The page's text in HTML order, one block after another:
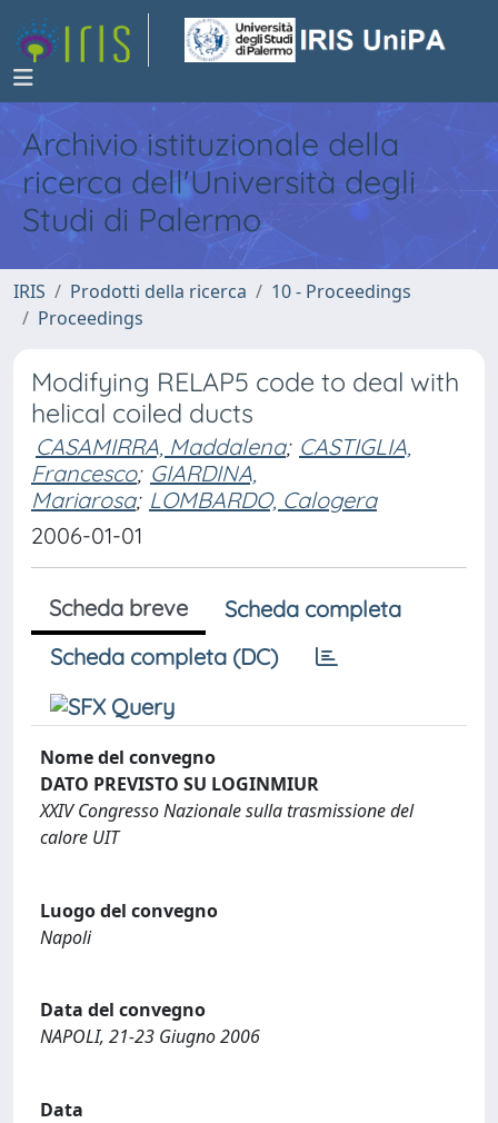
Archivio istituzionale della
ricerca dell'Università degli
Studi di Palermo
IRIS Prodotti della ricerca
10 - Proceedings
Proceedings
Modifying RELAP5 code to deal with
helical coiled ducts
CASAMIRRA, Maddalena; CASTIGLIA,
Francesco; GIARDINA,
Mariarosa; LOMBARDO, Calogera
2006-01-01
Scheda breve
Scheda completa
Scheda completa (DC)
Nome del convegno
DATO PREVISTO SU LOGINMIUR
XXIV Congresso Nazionale sulla trasmissione del
calore UIT
Luogo del convegno
Napoli
Data del convegno
NAPOLI, 21-23 Giugno 2006
Data